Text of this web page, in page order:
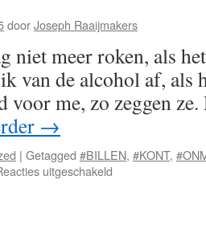
doorJoseph Raaijmakers
niet meer roken, als
van de alcohol af, als
voor me, zo zeggen
→
| Getagged #BILLEN, #KONT,
uitgeschakeld